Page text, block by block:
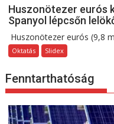
Huszonötezer eurós
Spanyol lépcsőn
Huszonötezer eurós (9,8
Oktatás Slidex
Fenntarthatóság